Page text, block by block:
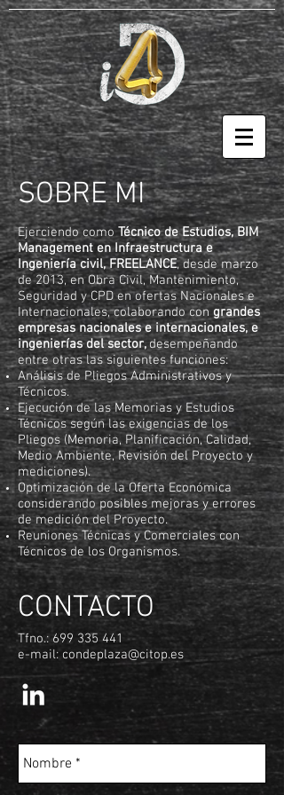
SOBRE MI
Ejerciendo comoTécnico de Estudios, BIM
Management en Infraestructura e
Ingeniería civil, FREELANCE, desde marzo
de 2013, en Obra Civil, Mantenimiento,
Seguridad y CPD en ofertas Nacionales e
Internacionales, colaborando congrandes
empresas nacionales e internacionales, e
ingenierías del sector, desempeñando
entre otras las siguientes funciones:
Análisis de Pliegos Administrativos y
Técnicos.
Ejecución de las Memorias y Estudios
Técnicos según las exigencias de los
Pliegos (Memoria, Planificación, Calidad,
Medio Ambiente, Revisión del Proyecto y
mediciones).
Optimización de la Oferta Económica
considerando posibles mejoras y errores
de medición del Proyecto.
Reuniones Técnicas y Comerciales con
Técnicos de los Organismos.
CONTACTO
Tfno.:699 335 441
e-mail:condeplaza@citop.es